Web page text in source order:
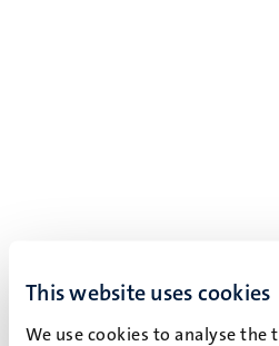
This website uses cookies
We use cookies to analyse